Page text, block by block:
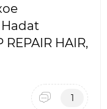
HAIR,
1